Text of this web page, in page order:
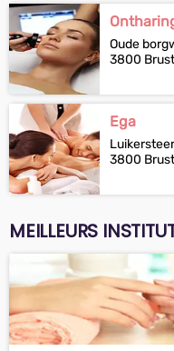
Oude
3800
Ega
3800
MEILLEURS